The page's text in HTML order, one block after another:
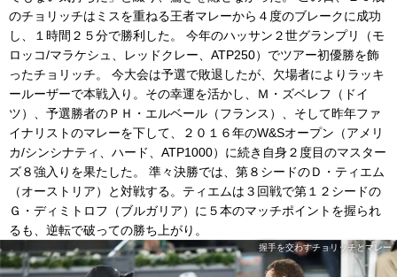
のチョリッチはミスを重ねる王者マレーから４度のブレークに成功
し、１時間２５分で勝利した。 今年のハッサン２世グランプリ（モ
ロッコ/マラケシュ、レッドクレー、ATP250）でツアー初優勝を飾
ったチョリッチ。 今大会は予選で敗退したが、欠場者によりラッキ
ールーザーで本戦入り。その幸運を活かし、Ｍ・ズベレフ（ドイ
ツ）、予選勝者のＰＨ・エルベール（フランス）、そして昨年ファ
イナリストのマレーを下して、２０１６年のW&Sオープン（アメリ
カ/シンシナティ、ハード、ATP1000）に続き自身２度目のマスター
ズ８強入りを果たした。 準々決勝では、第８シードのＤ・ティエム
（オーストリア）と対戦する。ティエムは３回戦で第１２シードの
Ｇ・ディミトロフ（ブルガリア）に５本のマッチポイントを握られ
るも、逆転で破っての勝ち上がり。
握手を交わすチョリッチとマレー